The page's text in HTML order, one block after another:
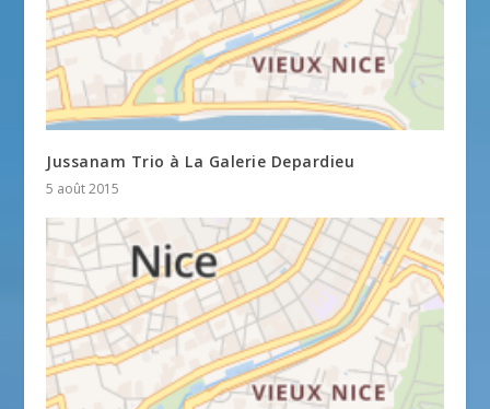
Jussanam Trio à La Galerie Depardieu
5 août 2015